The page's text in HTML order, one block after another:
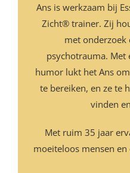
Ans is werkzaam bij
Zicht® trainer. Zij
met onderzoek
psychotrauma. Met
humor lukt het Ans
te bereiken, en ze te
vinden
Met ruim 35 jaar
moeiteloos mensen